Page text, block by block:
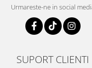
Urmareste-ne in social
SUPORT CLIENTI